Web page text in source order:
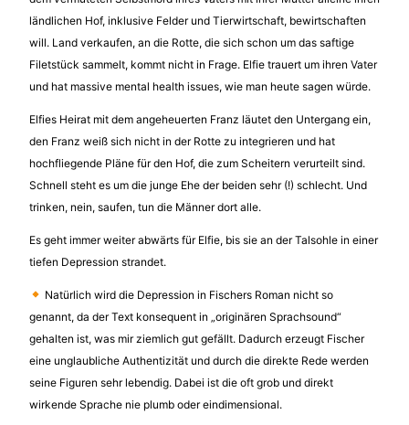
ländlichen Hof, inklusive Felder und Tierwirtschaft, bewirtschaften
will. Land verkaufen, an die Rotte, die sich schon um das saftige
Filetstück sammelt, kommt nicht in Frage. Elfie trauert um ihren Vater
und hat massive mental health issues, wie man heute sagen würde.
Elfies Heirat mit dem angeheuerten Franz läutet den Untergang ein,
den Franz weiß sich nicht in der Rotte zu integrieren und hat
hochfliegende Pläne für den Hof, die zum Scheitern verurteilt sind.
Schnell steht es um die junge Ehe der beiden sehr (!) schlecht. Und
trinken, nein, saufen, tun die Männer dort alle.
Es geht immer weiter abwärts für Elfie, bis sie an der Talsohle in einer
tiefen Depression strandet.
Natürlich wird die Depression in Fischers Roman nicht so
genannt, da der Text konsequent in „originären Sprachsound“
gehalten ist, was mir ziemlich gut gefällt. Dadurch erzeugt Fischer
eine unglaubliche Authentizität und durch die direkte Rede werden
seine Figuren sehr lebendig. Dabei ist die oft grob und direkt
wirkende Sprache nie plumb oder eindimensional.